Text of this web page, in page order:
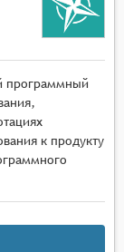
программный
к продукту